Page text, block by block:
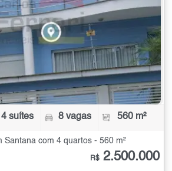
4 suítes 8 vagas 560 m²
Santana com 4 quartos - 560 m²
R$ 2.500.000